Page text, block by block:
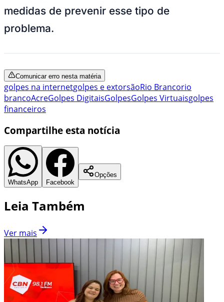
medidas de prevenir esse tipo de
problema.
Comunicar erro nesta matéria
golpes na internetgolpes e extorsãoRio Brancorio
brancoAcreGolpes DigitaisGolpesGolpes Virtuaisgolpes
financeiros
Compartilhe esta notícia
WhatsApp Facebook
Opções
Leia Também
Ver mais